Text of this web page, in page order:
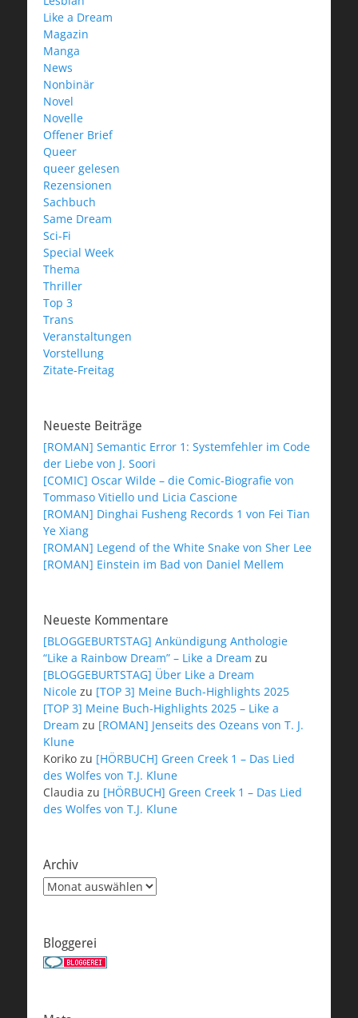
Like a Dream
Magazin
Manga
News
Nonbinär
Novel
Novelle
Offener Brief
Queer
queer gelesen
Rezensionen
Sachbuch
Same Dream
Sci-Fi
Special Week
Thema
Thriller
Top 3
Trans
Veranstaltungen
Vorstellung
Zitate-Freitag
Neueste Beiträge
[ROMAN] Semantic Error 1: Systemfehler im Code
der Liebe von J. Soori
[COMIC] Oscar Wilde – die Comic-Biografie von
Tommaso Vitiello und Licia Cascione
[ROMAN] Dinghai Fusheng Records 1 von Fei Tian
Ye Xiang
[ROMAN] Legend of the White Snake von Sher Lee
[ROMAN] Einstein im Bad von Daniel Mellem
Neueste Kommentare
[BLOGGEBURTSTAG] Ankündigung Anthologie
“Like a Rainbow Dream” – Like a Dream zu
[BLOGGEBURTSTAG] Über Like a Dream
Nicole zu [TOP 3] Meine Buch-Highlights 2025
[TOP 3] Meine Buch-Highlights 2025 – Like a
Dream zu [ROMAN] Jenseits des Ozeans von T. J.
Klune
Koriko zu [HÖRBUCH] Green Creek 1 – Das Lied
des Wolfes von T.J. Klune
Claudia zu [HÖRBUCH] Green Creek 1 – Das Lied
des Wolfes von T.J. Klune
Archiv
Archiv
Bloggerei